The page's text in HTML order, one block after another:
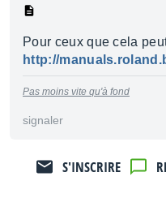
Pour ceux que cela
http://
Pas moins vite qu'à fond
signaler
S'INSCRIRE